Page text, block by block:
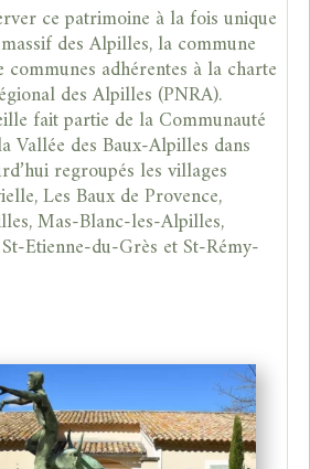
ce patrimoine à la fois unique
des Alpilles, la commune
communes adhérentes à la charte
des Alpilles (PNRA).
fait partie de la Communauté
Vallée des Baux-Alpilles dans
regroupés les villages
Les Baux de Provence,
Mas-Blanc-les-Alpilles,
Etienne-du-Grès et St-Rémy-